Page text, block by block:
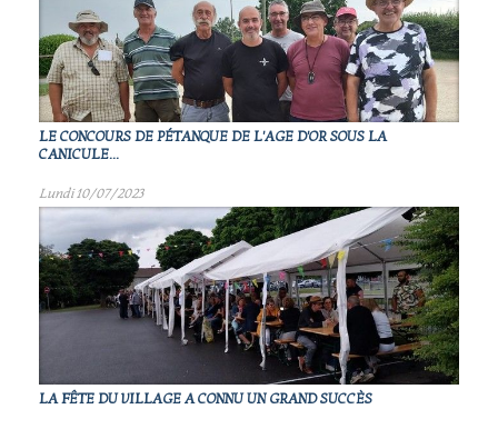
LE CONCOURS DE PÉTANQUE DE L'AGE D'OR SOUS LA
CANICULE...
Lundi 10/07/2023
LA FÊTE DU VILLAGE A CONNU UN GRAND SUCCÈS